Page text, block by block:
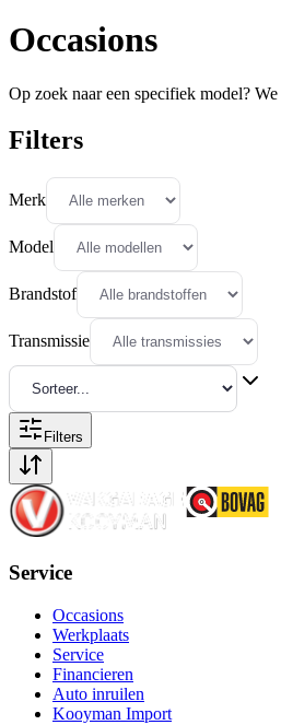
Occasions
Op zoek naar een specifiek model? We
Filters
Merk
Model
Brandstof
Transmissie
Filters
Service
Occasions
Werkplaats
Service
Financieren
Auto inruilen
Kooyman Import